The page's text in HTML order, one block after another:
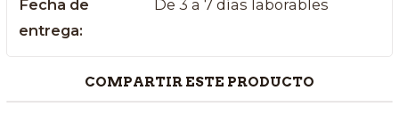
Fecha de
entrega:
De 3 a 7 días laborables
COMPARTIR ESTE PRODUCTO